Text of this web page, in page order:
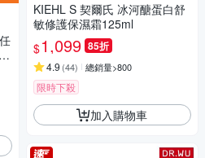
KIEHL S 契爾氏 冰河醣蛋白舒
敏修護保濕霜125ml
$1,099 85折
4.9 (44) 總銷量>800
限時下殺
加入購物車